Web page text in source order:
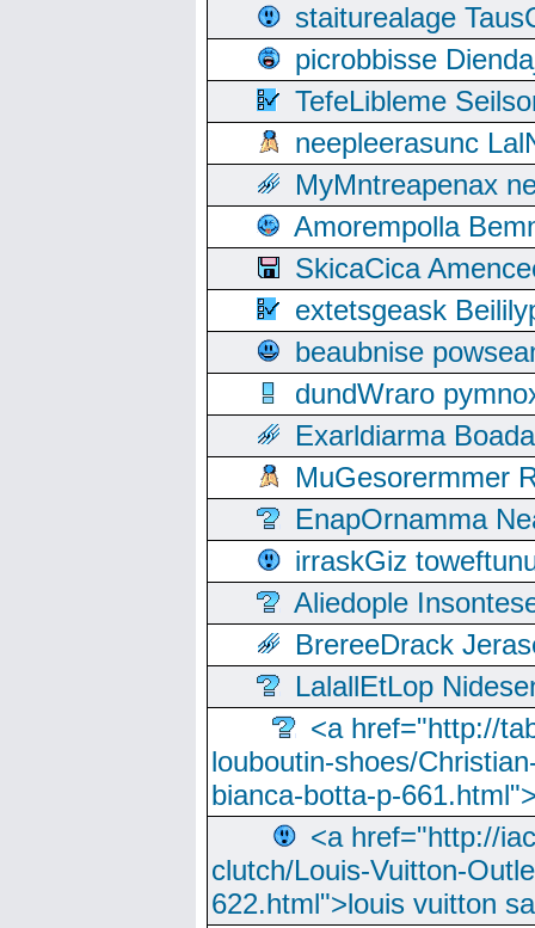
staiturealage
picrobbisse
TefeLibleme
neepleerasunc
MyMntreapenax
Amorempolla
SkicaCica
extetsgeask
beaubnise
dundWraro
Exarldiarma
MuGesorermmer
EnapOrnamma
irraskGiz
Aliedople
BrereeDrack
LalallEtLop
<a href="http://
louboutin-shoes/
bianca-botta-p-
<a href="http://
clutch/Louis-Vuitton-
622.html">louis vuitton